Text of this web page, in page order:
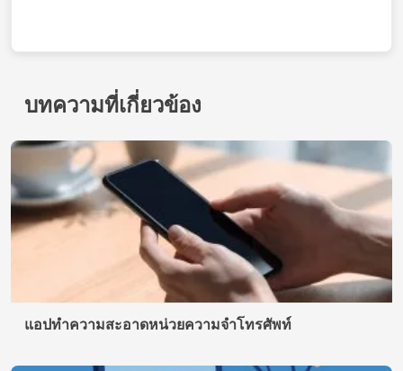
แอปทำความสะอาดหน่วยความจำโทรศัพท์
แอปละครฟรีที่ดีที่สุด